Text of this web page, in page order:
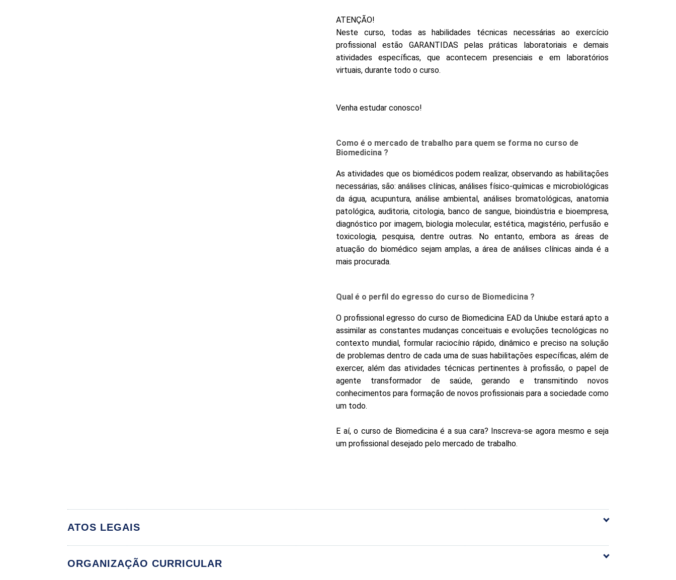
ATENÇÃO!
Neste curso, todas as habilidades técnicas necessárias ao exercício
profissional estão GARANTIDAS pelas práticas laboratoriais e demais
atividades específicas, que acontecem presenciais e em laboratórios
virtuais, durante todo o curso.
Venha estudar conosco!
Como é o mercado de trabalho para quem se forma no curso de
Biomedicina ?
As atividades que os biomédicos podem realizar, observando as habilitações
necessárias, são: análises clínicas, análises físico-químicas e microbiológicas
da água, acupuntura, análise ambiental, análises bromatológicas, anatomia
patológica, auditoria, citologia, banco de sangue, bioindústria e bioempresa,
diagnóstico por imagem, biologia molecular, estética, magistério, perfusão e
toxicologia, pesquisa, dentre outras. No entanto, embora as áreas de
atuação do biomédico sejam amplas, a área de análises clínicas ainda é a
mais procurada.
Qual é o perfil do egresso do curso de Biomedicina ?
O profissional egresso do curso de Biomedicina EAD da Uniube estará apto a
assimilar as constantes mudanças conceituais e evoluções tecnológicas no
contexto mundial, formular raciocínio rápido, dinâmico e preciso na solução
de problemas dentro de cada uma de suas habilitações específicas, além de
exercer, além das atividades técnicas pertinentes à profissão, o papel de
agente transformador de saúde, gerando e transmitindo novos
conhecimentos para formação de novos profissionais para a sociedade como
um todo.
E aí, o curso de Biomedicina é a sua cara? Inscreva-se agora mesmo e seja
um profissional desejado pelo mercado de trabalho.
ATOS LEGAIS
ORGANIZAÇÃO CURRICULAR